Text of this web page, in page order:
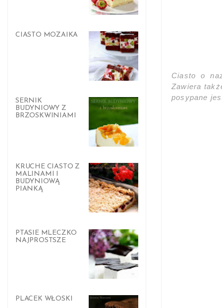
Ciasto o
Zawiera
posypane
CIASTO MOZAIKA
SERNIK
BUDYNIOWY Z
BRZOSKWINIAMI
KRUCHE CIASTO Z
MALINAMI I
BUDYNIOWĄ
PIANKĄ
PTASIE MLECZKO
NAJPROSTSZE
PLACEK WŁOSKI